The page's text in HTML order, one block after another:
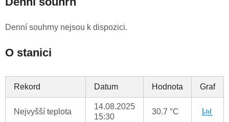
Denní souhrny nejsou k dispozici.
O stanici
Rekord Datum Hodnota Graf
Nejvyšší teplota
14.08.2025
15:30
30.7 °C